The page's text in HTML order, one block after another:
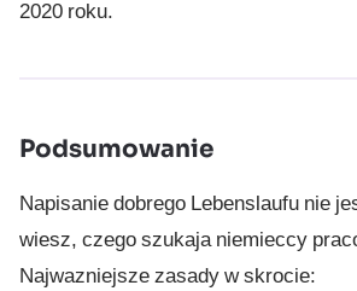
2020 roku.
Podsumowanie
Napisanie dobrego Lebenslaufu nie
wiesz, czego szukaja niemieccy
Najwazniejsze zasady w skrocie: